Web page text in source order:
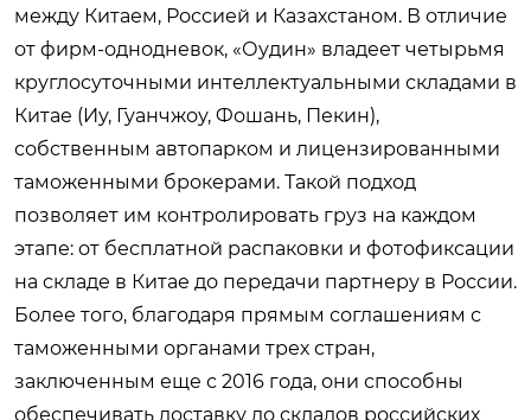
между Китаем, Россией и Казахстаном. В отличие
от фирм-однодневок, «Оудин» владеет четырьмя
круглосуточными интеллектуальными складами в
Китае (Иу, Гуанчжоу, Фошань, Пекин),
собственным автопарком и лицензированными
таможенными брокерами. Такой подход
позволяет им контролировать груз на каждом
этапе: от бесплатной распаковки и фотофиксации
на складе в Китае до передачи партнеру в России.
Более того, благодаря прямым соглашениям с
таможенными органами трех стран,
заключенным еще с 2016 года, они способны
обеспечивать доставку до складов российских